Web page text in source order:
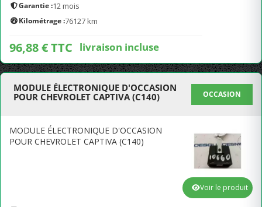
Garantie :12 mois
Kilométrage :76127 km
96,88 € TTC livraison incluse
MODULE ÉLECTRONIQUE D'OCCASION
POUR CHEVROLET CAPTIVA (C140)
OCCASION
MODULE ÉLECTRONIQUE D'OCCASION
POUR CHEVROLET CAPTIVA (C140)
Voir le produit